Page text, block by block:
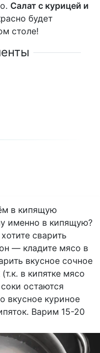
Салат с курицей и
будет
столе!
в кипящую
именно в кипящую?
сварить
— кладите мясо в
вкусное сочное
в кипятке мясо
остаются
вкусное куриное
Варим 15-20